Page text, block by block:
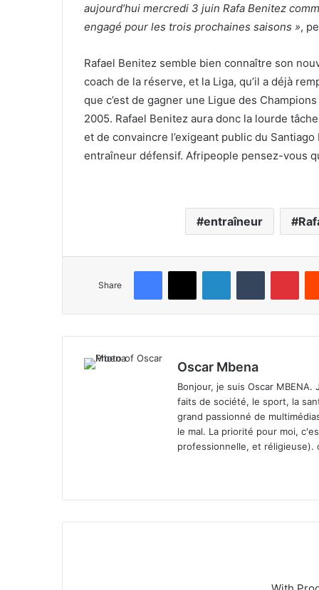
aujourd’hui mercredi 3 juin Rafa Benitez
engagé pour les trois prochaines saisons »,
Rafael Benitez semble bien connaître son
coach de la réserve, et la Liga, qu’il a déjà
que c’est de gagner une Ligue des
2005. Rafael Benitez aura donc la lourde
et de convaincre l’exigeant public du
entraîneur défensif. Afripeople pensez-vous
entraîneur
Share
Oscar Mbena
Bonjour, je suis Oscar
faits de société, le sport, la
grand passionné de
le mal. La priorité pour moi,
professionnelle, et réligieuse).
te